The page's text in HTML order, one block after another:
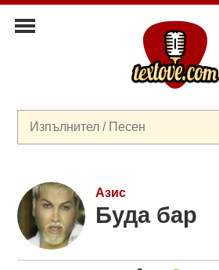
Азис
Буда бар